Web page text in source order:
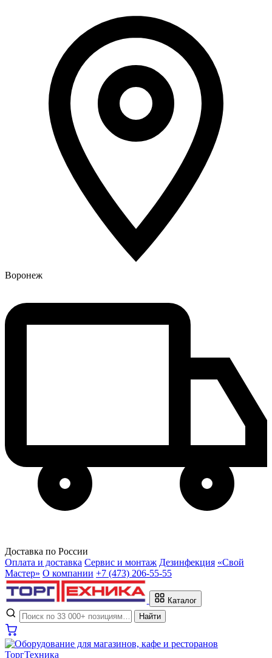
Воронеж
Доставка по России
Оплата и доставка Сервис и монтаж Дезинфекция «Свой
Мастер» О компании +7 (473) 206-55-55
Каталог
Найти